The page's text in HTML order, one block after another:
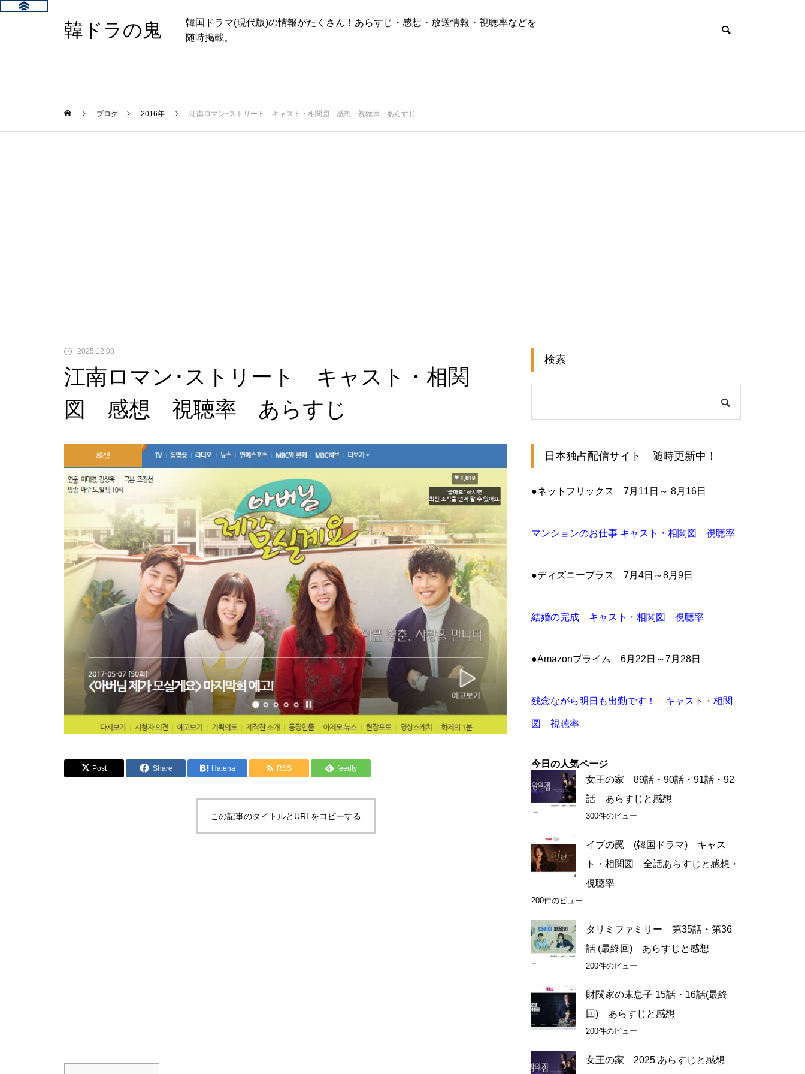
韓ドラの鬼
韓国ドラマ(現代版)の情報がたくさん！あらすじ・感想・放送情報・視聴率などを
随時掲載。
ブログ 2016年 江南ロマン･ストリート キャスト・相関図 感想 視聴率 あらすじ
2025.12.08
江南ロマン･ストリート キャスト・相関
図 感想 視聴率 あらすじ
感想
Post Share Hatena RSS feedly
この記事のタイトルとURLをコピーする
検索
日本独占配信サイト 随時更新中！
●ネットフリックス 7月11日～ 8月16日
マンションのお仕事 キャスト・相関図 視聴率
●ディズニープラス 7月4日～8月9日
結婚の完成 キャスト・相関図 視聴率
●Amazonプライム 6月22日～7月28日
残念ながら明日も出勤です！ キャスト・相関
図 視聴率
今日の人気ページ
女王の家 89話・90話・91話・92
話 あらすじと感想
300件のビュー
イブの罠 (韓国ドラマ) キャス
ト・相関図 全話あらすじと感想・
視聴率
200件のビュー
タリミファミリー 第35話・第36
話 (最終回) あらすじと感想
200件のビュー
財閥家の末息子 15話・16話(最終
回) あらすじと感想
200件のビュー
女王の家 2025 あらすじと感想